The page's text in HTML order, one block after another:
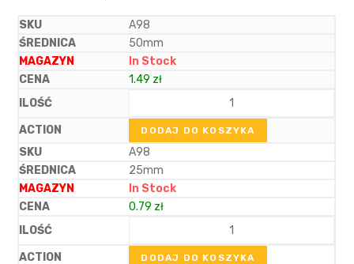
A98
50mm
In Stock
1.49 zł
DODAJ DO KOSZYKA
A98
25mm
In Stock
0.79 zł
DODAJ DO KOSZYKA